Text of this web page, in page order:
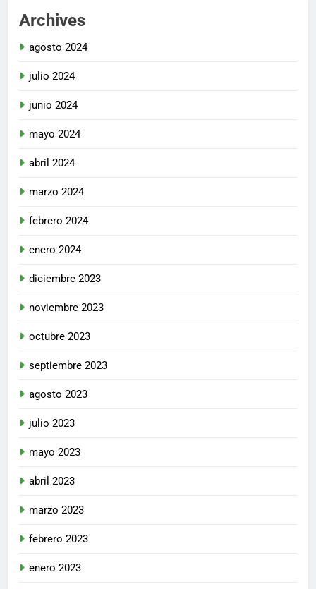
Archives
agosto 2024
julio 2024
junio 2024
mayo 2024
abril 2024
marzo 2024
febrero 2024
enero 2024
diciembre 2023
noviembre 2023
octubre 2023
septiembre 2023
agosto 2023
julio 2023
mayo 2023
abril 2023
marzo 2023
febrero 2023
enero 2023